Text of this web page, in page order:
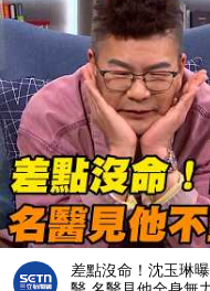
差點沒命！沈玉琳